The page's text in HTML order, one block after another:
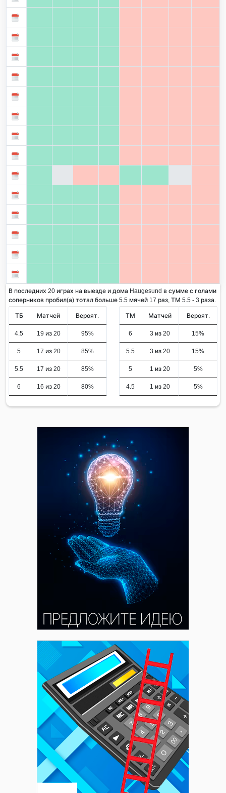
В последних 20 играх на выезде и дома Haugesund в сумме с голами
соперников пробил(а) тотал больше 5.5 мячей 17 раз, ТМ 5.5 - 3 раза.
ТБ Матчей Вероят.
4.5 19 из 20 95%
5 17 из 20 85%
5.5 17 из 20 85%
6 16 из 20 80%
ТМ Матчей Вероят.
6 3 из 20 15%
5.5 3 из 20 15%
5 1 из 20 5%
4.5 1 из 20 5%